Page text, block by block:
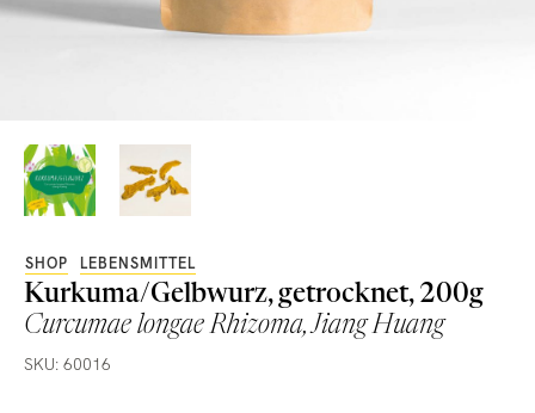
SHOP LEBENSMITTEL
Kurkuma/Gelbwurz, getrocknet, 200g
Curcumae longae Rhizoma, Jiang Huang
SKU: 60016